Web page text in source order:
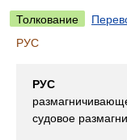
Толкование
РУС
РУС
судовое